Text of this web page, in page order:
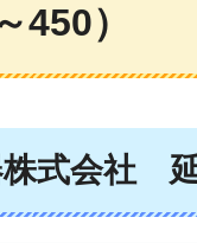
450）
式会社